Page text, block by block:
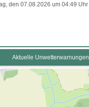
den 07.08.2026 um 04:49 Uhr
Aktuelle Unwetterwarnungen